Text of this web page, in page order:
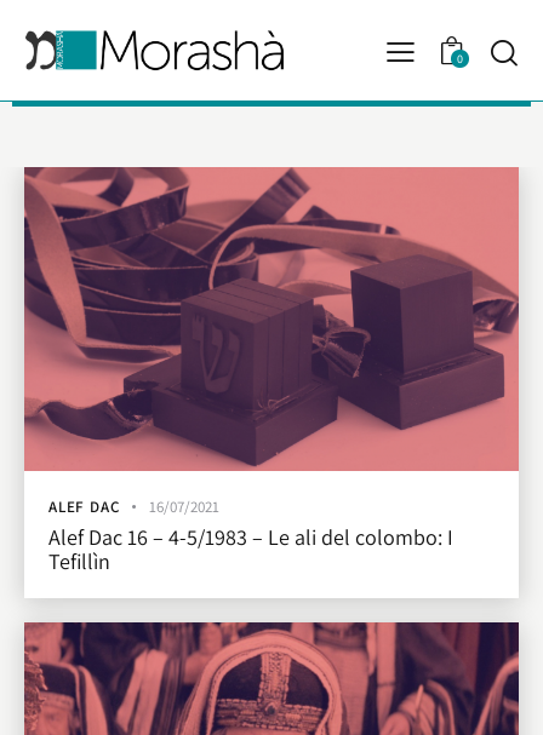
0
ALEF DAC 16/07/2021
Alef Dac 16 – 4-5/1983 – Le ali del colombo: I
Tefillìn